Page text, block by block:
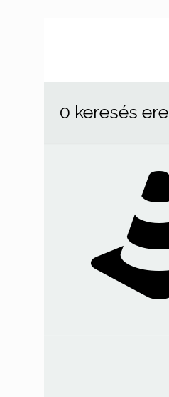
0 keresés